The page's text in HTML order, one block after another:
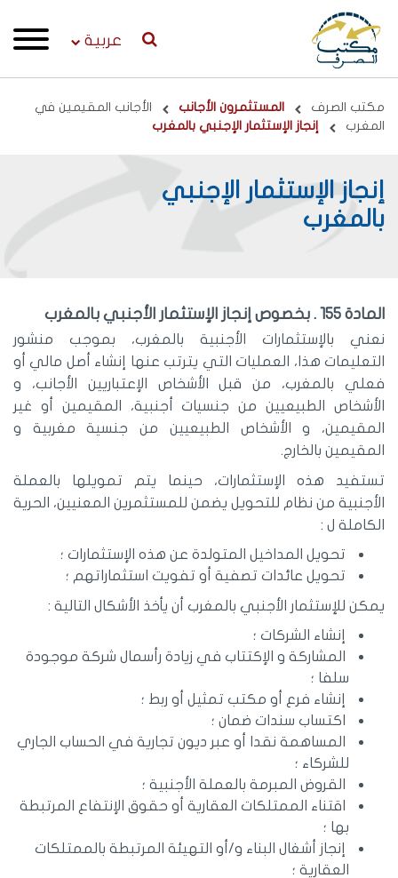
عربية
Breadcrumb
مكتب الصرف المستثمرون الأجانب
الأجانب المقيمين في
المغرب
إنجاز الإستثمار الإجنبي بالمغرب
إنجاز الإستثمار الإجنبي
بالمغرب
المادة 155 . بخصوص إنجاز الإستثمار الأجنبي بالمغرب
نعني بالإستثمارات الأجنبية بالمغرب، بموجب منشور
التعليمات هذا، العمليات التي يترتب عنها إنشاء أصل مالي أو
فعلي بالمغرب، من قبل الأشخاص الإعتباريين الأجانب، و
الأشخاص الطبيعيين من جنسيات أجنبية، المقيمين أو غير
المقيمين، و الأشخاص الطبيعيين من جنسية مغربية و
المقيمين بالخارج.
تستفيد هذه الإستثمارات، حينما يتم تمويلها بالعملة
الأجنبية من نظام للتحويل يضمن للمستثمرين المعنيين، الحرية
الكاملة ل :
تحويل المداخيل المتولدة عن هذه الإستثمارات ؛
تحويل عائدات تصفية أو تفويت استثماراتهم ؛
يمكن للإستثمار الأجنبي بالمغرب أن يأخذ الأشكال التالية :
إنشاء الشركات ؛
المشاركة و الإكتتاب في زيادة رأسمال شركة موجودة
سلفا ؛
إنشاء فرع أو مكتب تمثيل أو ربط ؛
اكتساب سندات ضمان ؛
المساهمة نقدا أو عبر ديون تجارية في الحساب الجاري
للشركاء ؛
القروض المبرمة بالعملة الأجنبية ؛
اقتناء الممتلكات العقارية أو حقوق الإنتفاع المرتبطة
بها ؛
إنجاز أشغال البناء و/أو التهيئة المرتبطة بالممتلكات
العقارية ؛